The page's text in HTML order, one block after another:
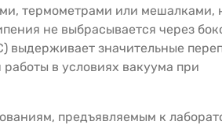
термометрами или мешалками,
не выбрасывается через
выдерживает значительные
в условиях вакуума при
предъявляемым к